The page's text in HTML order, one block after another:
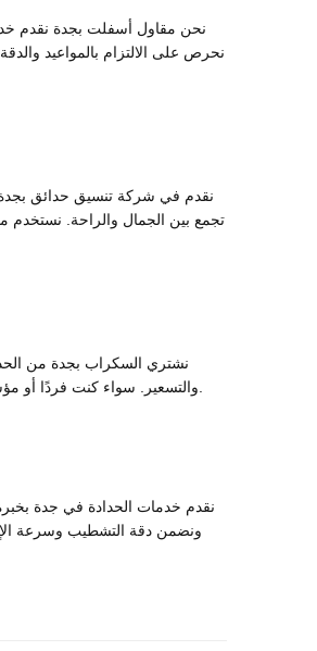
نحن مقاول أسفلت بجدة نقدم
نحرص على الالتزام بالمواعيد
نقدم في شركة تنسيق حدائق بجدة
تجمع بين الجمال والراحة. نستخدم
نشتري السكراب بجدة من
نقدم خدمات الحدادة في جدة بخبرة
ونضمن دقة التشطيب وسرعة